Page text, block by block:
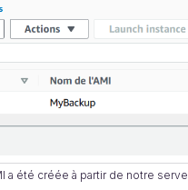
a été créée à partir de notre